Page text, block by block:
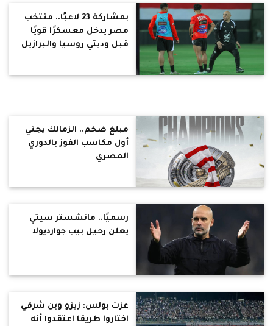
بمشاركة 23 لاعبًا.. منتخب
مصر يدخل معسكرًا قويًا
قبل وديتي روسيا والبرازيل
مبلغ ضخم.. الزمالك يجني
أول مكاسب الفوز بالدوري
المصري
رسميًا.. مانشستر سيتي
يعلن رحيل بيب جوارديولا
عزت بولس: زيزو وبن شرقي
اختاروا طريقا اعتقدوا أنه